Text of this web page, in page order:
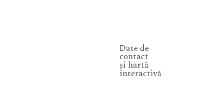
Date de
contact
și hartă
interactivă